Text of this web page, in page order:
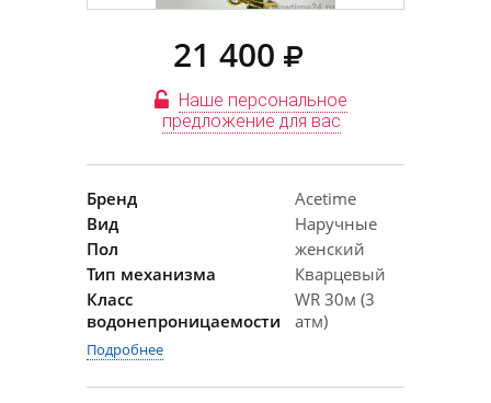
21 400
Наше персональное
предложение для вас
Бренд
Acetime
Вид
Наручные
Пол
женский
Тип механизма
Кварцевый
Класс
водонепроницаемости
WR 30м (3
атм)
Подробнее